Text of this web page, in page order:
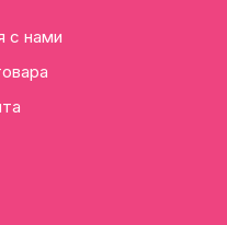
с нами